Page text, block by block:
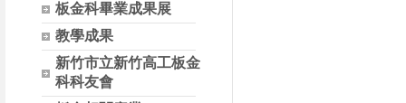
板金科畢業成果展
教學成果
新竹市立新竹高工板金
科科友會